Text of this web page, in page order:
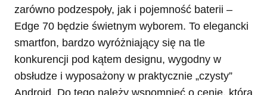
zarówno podzespoły, jak i pojemność baterii –
Edge 70 będzie świetnym wyborem. To elegancki
smartfon, bardzo wyróżniający się na tle
konkurencji pod kątem designu, wygodny w
obsłudze i wyposażony w praktycznie „czysty”